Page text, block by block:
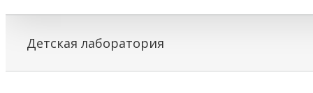
Детская лаборатория